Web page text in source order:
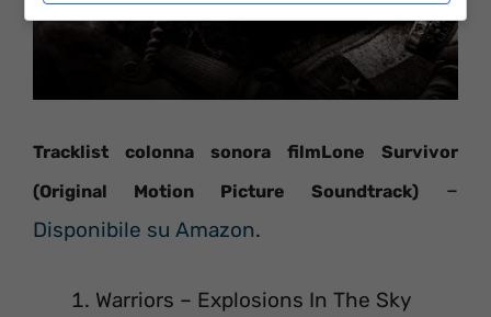
Tracklist colonna sonora filmLone Survivor
(Original Motion Picture Soundtrack)
–
Disponibile su Amazon.
Warriors – Explosions In The Sky